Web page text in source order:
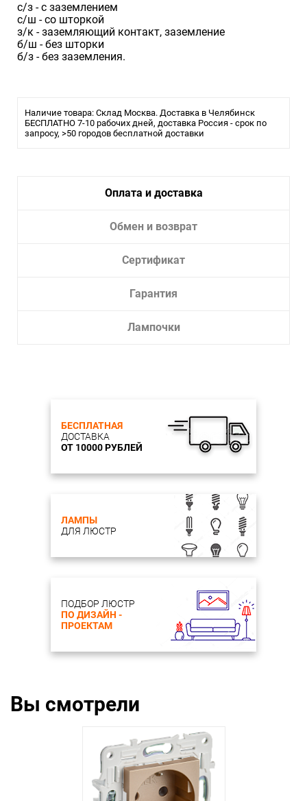
с/з - с заземлением
с/ш - со шторкой
з/к - заземляющий контакт, заземление
б/ш - без шторки
б/з - без заземления.
Наличие товара: Склад Москва. Доставка в Челябинск
БЕСПЛАТНО 7-10 рабочих дней, доставка Россия - срок по
запросу, >50 городов бесплатной доставки
Оплата и доставка
Обмен и возврат
Сертификат
Гарантия
Лампочки
БЕСПЛАТНАЯ
ДОСТАВКА
ОТ 10000 РУБЛЕЙ
ЛАМПЫ
ДЛЯ ЛЮСТР
ПОДБОР ЛЮСТР
ПО ДИЗАЙН -
ПРОЕКТАМ
Вы смотрели